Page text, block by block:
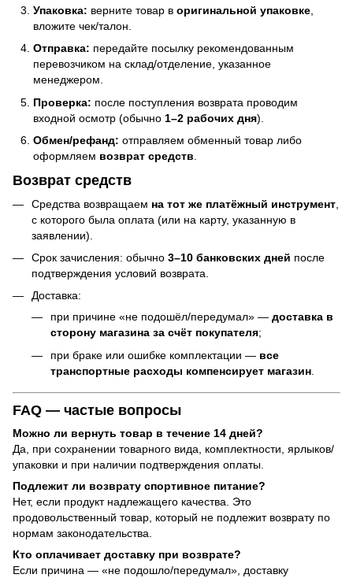
Упаковка: верните товар в оригинальной упаковке
вложите чек/талон.
Отправка: передайте посылку рекомендованным
перевозчиком на склад/отделение, указанное
менеджером.
Проверка: после поступления возврата проводим
входной осмотр (обычно 1–2 рабочих дня).
Обмен/рефанд: отправляем обменный товар либо
оформляем возврат средств
Возврат средств
Средства возвращаем на тот же платёжный инструмент
с которого была оплата (или на карту, указанную в
заявлении).
Срок зачисления: обычно 3–10 банковских дней после
подтверждения условий возврата.
Доставка:
при причине «не подошёл/передумал» — доставка в
сторону магазина за счёт покупателя;
при браке или ошибке комплектации — все
транспортные расходы компенсирует магазин
FAQ — частые вопросы
Можно ли вернуть товар в течение 14 дней?
Да, при сохранении товарного вида, комплектности, ярлыков/
упаковки и при наличии подтверждения оплаты.
Подлежит ли возврату спортивное питание?
Нет, если продукт надлежащего качества. Это
продовольственный товар, который не подлежит возврату по
нормам законодательства.
Кто оплачивает доставку при возврате?
Если причина — «не подошло/передумал», доставку